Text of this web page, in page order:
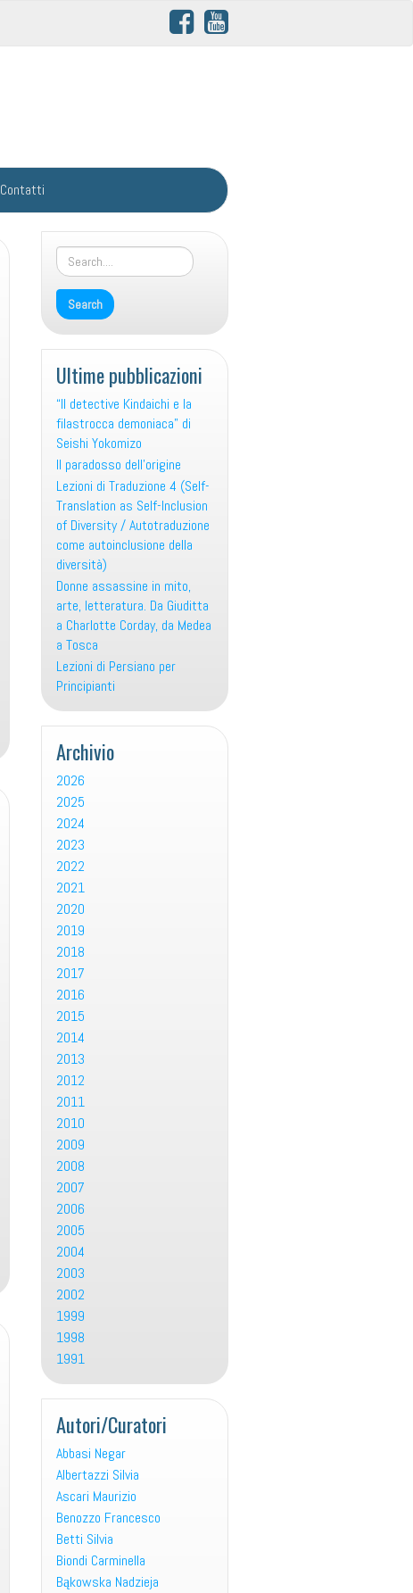
Contatti
Ultime pubblicazioni
“Il detective Kindaichi e la
filastrocca demoniaca” di
Seishi Yokomizo
Il paradosso dell’origine
Lezioni di Traduzione 4 (Self-
Translation as Self-Inclusion
of Diversity / Autotraduzione
come autoinclusione della
diversità)
Donne assassine in mito,
arte, letteratura. Da Giuditta
a Charlotte Corday, da Medea
a Tosca
Lezioni di Persiano per
Principianti
Archivio
2026
2025
2024
2023
2022
2021
2020
2019
2018
2017
2016
2015
2014
2013
2012
2011
2010
2009
2008
2007
2006
2005
2004
2003
2002
1999
1998
1991
Autori/Curatori
Abbasi Negar
Albertazzi Silvia
Ascari Maurizio
Benozzo Francesco
Betti Silvia
Biondi Carminella
Bąkowska Nadzieja